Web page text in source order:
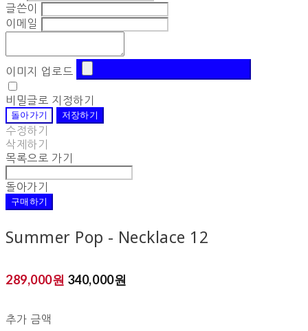
글쓴이
이메일
이미지 업로드
비밀글로 지정하기
돌아가기
저장하기
수정하기
삭제하기
목록으로 가기
돌아가기
구매하기
Summer Pop - Necklace 12
289,000원 340,000원
추가 금액